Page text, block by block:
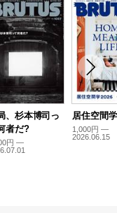
、杉本博司っ
者だ?
円 —
居住空間
1,000円 —
2026.06.15